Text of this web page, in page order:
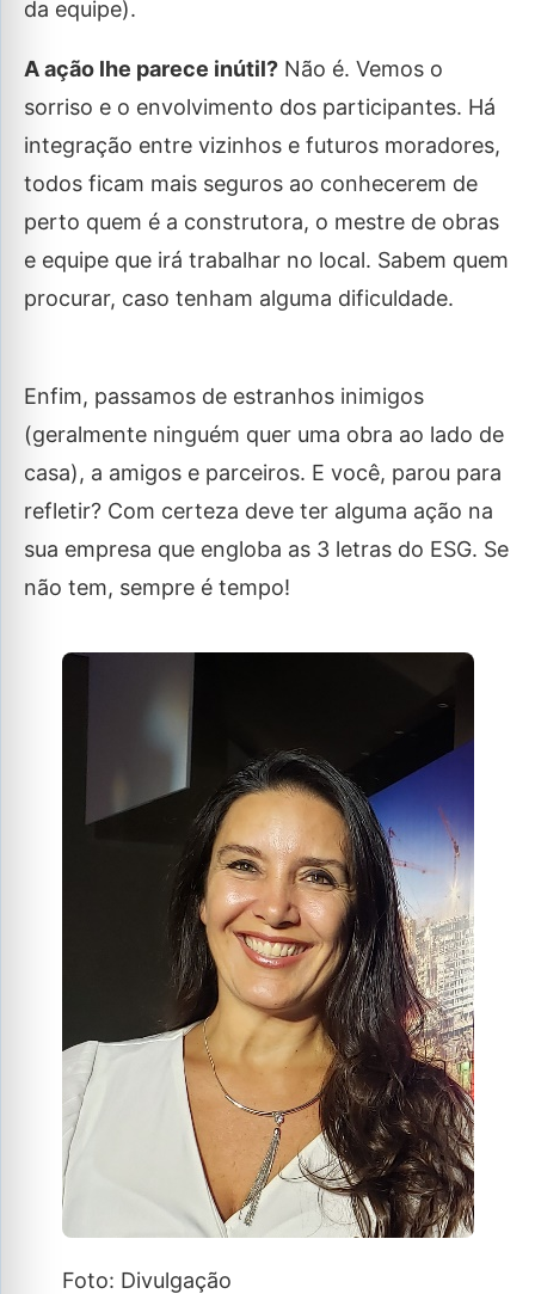
da equipe).
A ação lhe parece inútil? Não é. Vemos o
sorriso e o envolvimento dos participantes. Há
integração entre vizinhos e futuros moradores,
todos ficam mais seguros ao conhecerem de
perto quem é a construtora, o mestre de obras
e equipe que irá trabalhar no local. Sabem quem
procurar, caso tenham alguma dificuldade.
Enfim, passamos de estranhos inimigos
(geralmente ninguém quer uma obra ao lado de
casa), a amigos e parceiros. E você, parou para
refletir? Com certeza deve ter alguma ação na
sua empresa que engloba as 3 letras do ESG. Se
não tem, sempre é tempo!
Foto: Divulgação